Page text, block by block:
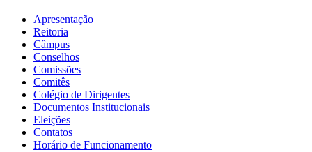
Apresentação
Reitoria
Câmpus
Conselhos
Comissões
Comitês
Colégio de Dirigentes
Documentos Institucionais
Eleições
Contatos
Horário de Funcionamento